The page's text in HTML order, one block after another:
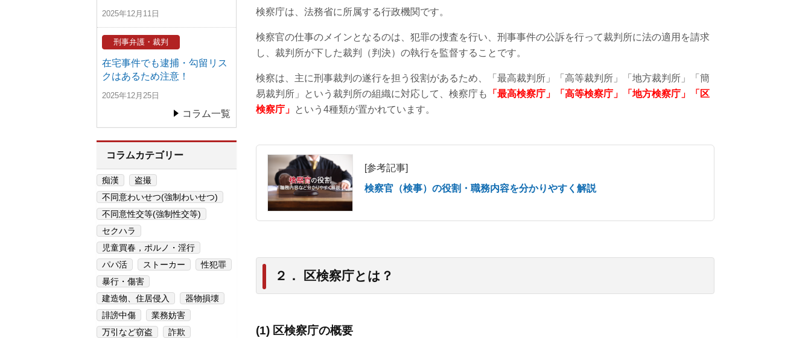
検察庁は、法務省に所属する行政機関です。
検察官の仕事のメインとなるのは、犯罪の捜査を行い、刑事事件の公訴を行って裁判所に法の適用を請求
し、裁判所が下した裁判（判決）の執行を監督することです。
検察は、主に刑事裁判の遂行を担う役割があるため、「最高裁判所」「高等裁判所」「地方裁判所」「簡
易裁判所」という裁判所の組織に対応して、検察庁も
「最高検察庁」「高等検察庁」「地方検察庁」「区
検察庁」 という4種類が置かれています。
[参考記事]
検察官（検事）の役割・職務内容を分かりやすく解説
２． 区検察庁とは？
(1) 区検察庁の概要
2025年12月11日
刑事弁護・裁判
在宅事件でも逮捕・勾留リス
クはあるため注意！
2025年12月25日
コラム一覧
コラムカテゴリー
痴漢
盗撮
不同意わいせつ(強制わいせつ)
不同意性交等(強制性交等)
セクハラ
児童買春，ポルノ・淫行
パパ活
ストーカー
性犯罪
暴行・傷害
建造物、住居侵入
器物損壊
誹謗中傷
業務妨害
万引など窃盗
詐欺